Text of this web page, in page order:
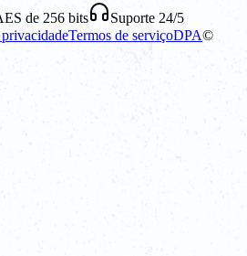
de 256 bits Suporte 24/5
Termos de serviçoDPA©